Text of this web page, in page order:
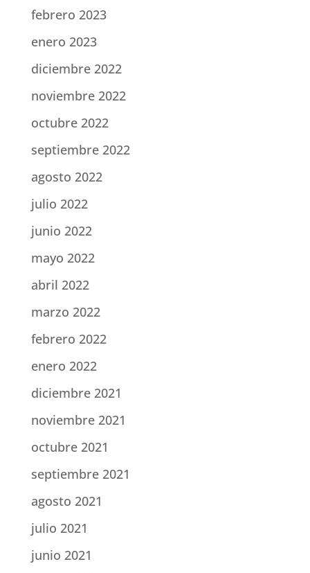
febrero 2023
enero 2023
diciembre 2022
noviembre 2022
octubre 2022
septiembre 2022
agosto 2022
julio 2022
junio 2022
mayo 2022
abril 2022
marzo 2022
febrero 2022
enero 2022
diciembre 2021
noviembre 2021
octubre 2021
septiembre 2021
agosto 2021
julio 2021
junio 2021